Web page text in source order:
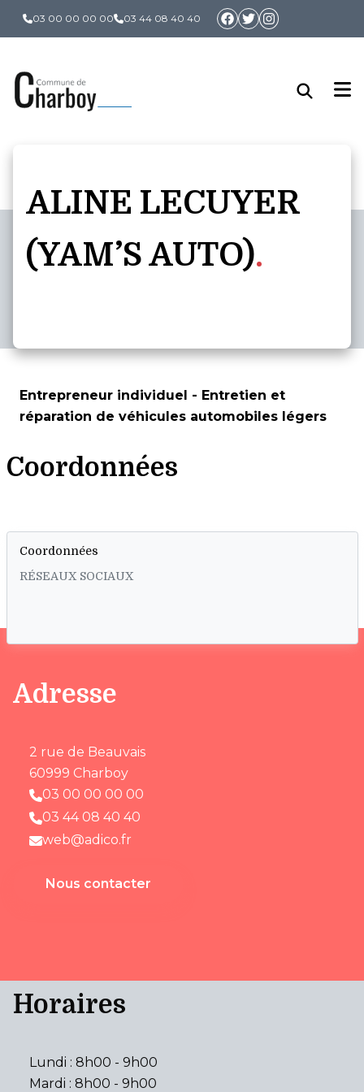
03 00 00 00 00 03 44 08 40 40
ALINE LECUYER
(YAM’S AUTO)
Entrepreneur individuel - Entretien et
réparation de véhicules automobiles légers
Coordonnées
Coordonnées
RÉSEAUX SOCIAUX
Adresse
2 rue de Beauvais
60999 Charboy
03 00 00 00 00
03 44 08 40 40
web@adico.fr
Nous contacter
Horaires
Lundi : 8h00 - 9h00
Mardi : 8h00 - 9h00
Panneau de gestion des cookies